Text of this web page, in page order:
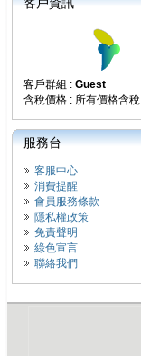
客戶群組 : Guest
含稅價格 : 所有價格含稅
服務台
客服中心
消費提醒
會員服務條款
隱私權政策
免責聲明
綠色宣言
聯絡我們